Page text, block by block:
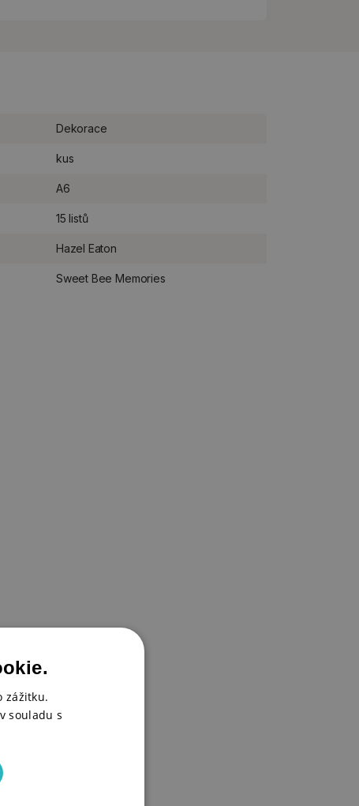
Dekorace
kus
A6
15 listů
Hazel Eaton
Sweet Bee Memories
zážitku.
souladu s